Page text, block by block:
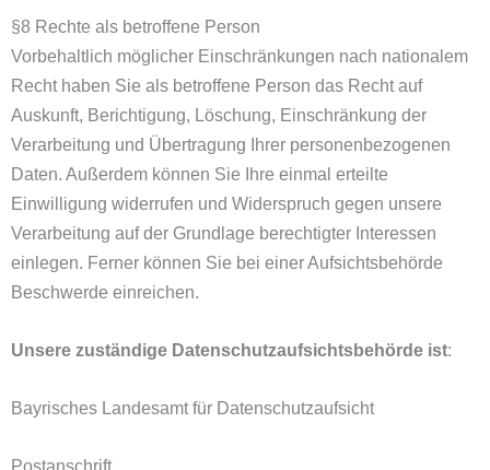
§8 Rechte als betroffene Person
Vorbehaltlich möglicher Einschränkungen nach nationalem
Recht haben Sie als betroffene Person das Recht auf
Auskunft, Berichtigung, Löschung, Einschränkung der
Verarbeitung und Übertragung Ihrer personenbezogenen
Daten. Außerdem können Sie Ihre einmal erteilte
Einwilligung widerrufen und Widerspruch gegen unsere
Verarbeitung auf der Grundlage berechtigter Interessen
einlegen. Ferner können Sie bei einer Aufsichtsbehörde
Beschwerde einreichen.
Unsere zuständige Datenschutzaufsichtsbehörde ist:
Bayrisches Landesamt für Datenschutzaufsicht